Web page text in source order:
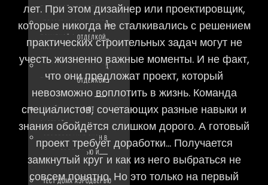
ПОКУПКОЙ БЕЗ ОТДЕЛКИ
ПРОВЕРКА ДОМА ПЕРЕД
ПОКУПКОЙ С ОТДЕЛКОЙ
ПРОВЕРКА ДОМА ПЕРЕД
ПОКУПКОЙ С ОТДЕЛКОЙ
(ВТОРИЧКА)
ПРИЁМКА ДОМА ОТ
ЗАСТРОЙЩИКА
ОБСЛЕДОВАНИЕ ОКОН В
ДОМЕ АЭРОДВЕРЬЮ И
ТЕПЛОВИЗОРОМ
ТЕСТ ДОМА АЭРОДВЕРЬЮ
лет. При этом дизайнер или проектировщик,
которые никогда не сталкивались с решением
практических строительных задач могут не
учесть жизненно важные моменты. И не факт,
что они предложат проект, который
невозможно воплотить в жизнь. Команда
специалистов, сочетающих разные навыки и
знания обойдётся слишком дорого. А готовый
проект требует доработки… Получается
замкнутый круг и как из него выбраться не
совсем понятно. Но это только на первый